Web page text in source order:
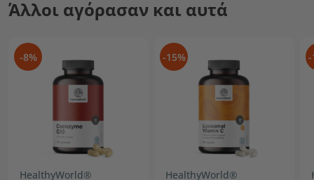
Άλλοι αγόρασαν και αυτά
-8%
HealthyWorld®
-15%
HealthyWorld®
-